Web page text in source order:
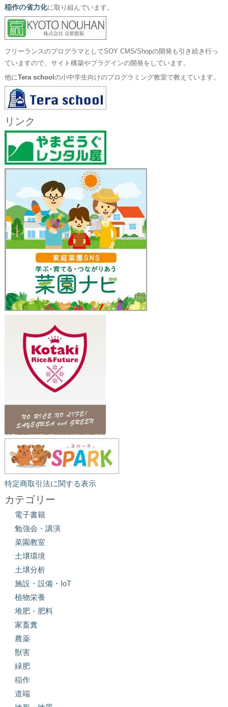
稲作の省力化に取り組んでいます。
フリーランスのプログラマとしてSOY CMS/Shopの開発も引き続き行っ
ていますので、サイト構築やプラグインの開発をしています。
他にTera school の小中学生向けのプログラミング教室で教えています。
リンク
特定商取引法に関する表示
カテゴリー
電子書籍
勉強会・講演
菜園教室
土壌環境
土壌分析
施設・設備・IoT
植物栄養
堆肥・肥料
家畜糞
農薬
獣害
緑肥
稲作
道端